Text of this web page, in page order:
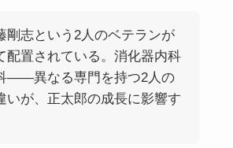
剛志という2人のベテランが
配置されている。消化器内科
——異なる専門を持つ2人の
いが、正太郎の成長に影響す